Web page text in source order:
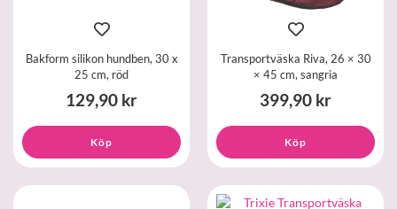
Bakform silikon hundben, 30 x
25 cm, röd
129,90 kr
Köp
Transportväska Riva, 26 × 30
× 45 cm, sangria
399,90 kr
Köp